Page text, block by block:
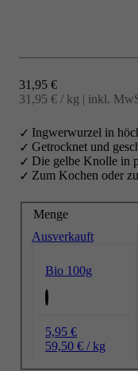
Angebot
31,95 €
31,95 € / kg | inkl.
Ingwerwurzel in
Getrocknet und
Die gelbe Knolle in
Zum Kochen oder
Menge
Ausverkauft
Bio 100g
5,95 €
59,50 € / kg